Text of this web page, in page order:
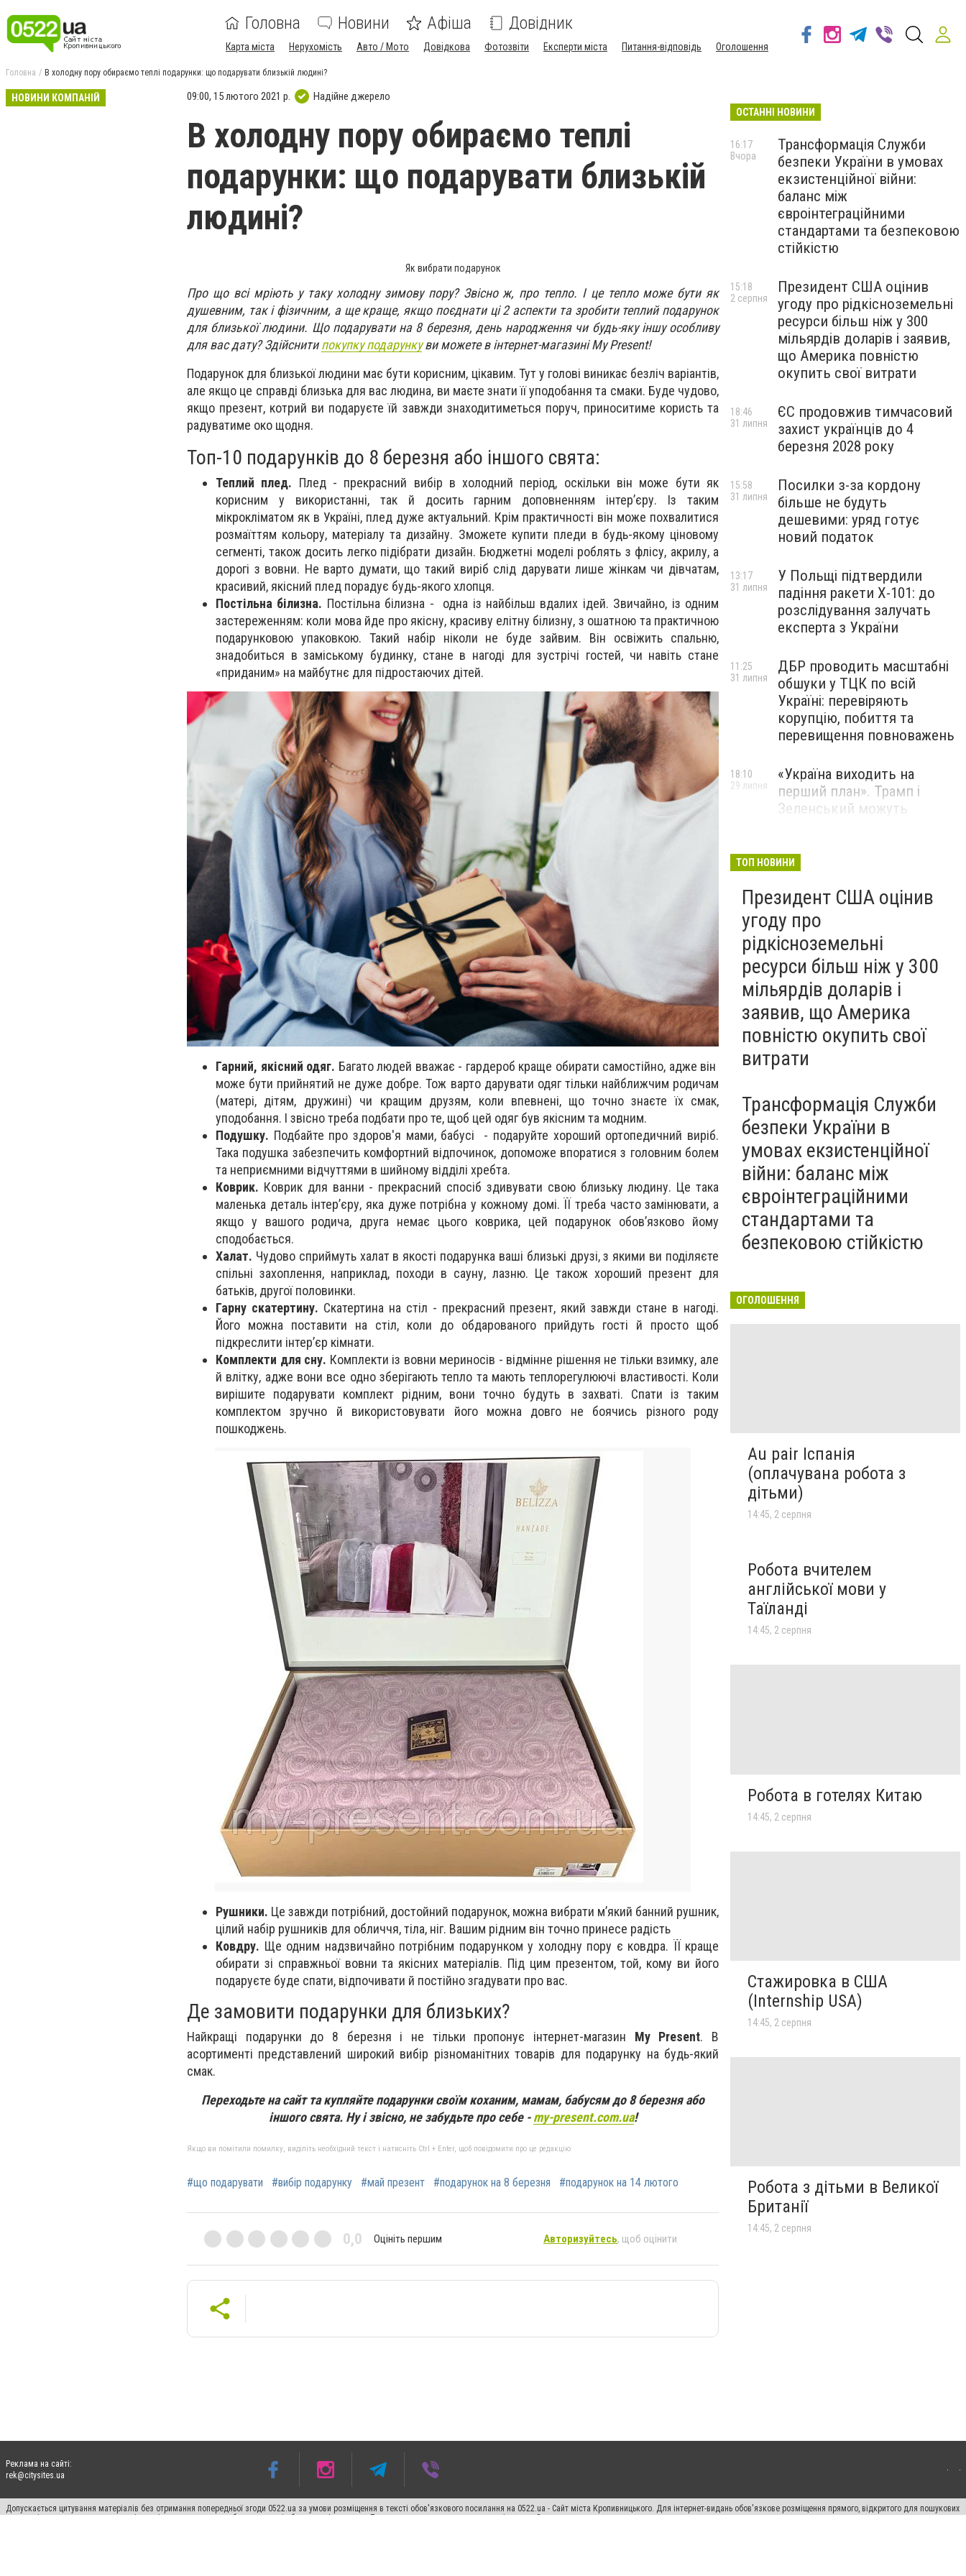
Головна Новини Афіша Довідник
Карта міста Нерухомість Авто / Мото Довідкова Фотозвіти Експерти міста Питання-відповідь Оголошення
Головна В холодну пору обираємо теплі подарунки: що подарувати близькій людині?
НОВИНИ КОМПАНІЙ 09:00, 15 лютого 2021 р. Надійне джерело
В холодну пору обираємо теплі
подарунки: що подарувати близькій
людині?
Як вибрати подарунок
Про що всі мріють у таку холодну зимову пору? Звісно ж, про тепло. І це тепло може бути як
душевним, так і фізичним, а ще краще, якщо поєднати ці 2 аспекти та зробити теплий подарунок
для близької людини. Що подарувати на 8 березня, день народження чи будь-яку іншу особливу
для вас дату? Здійснитипокупку подарункуви можете в інтернет-магазині My Present!
Подарунок для близької людини має бути корисним, цікавим. Тут у голові виникає безліч варіантів,
але якщо це справді близька для вас людина, ви маєте знати її уподобання та смаки. Буде чудово,
якщо презент, котрий ви подаруєте їй завжди знаходитиметься поруч, приноситиме користь та
радуватиме око щодня.
Топ-10 подарунків до 8 березня або іншого свята:
Теплий плед. Плед - прекрасний вибір в холодний період, оскільки він може бути як
корисним у використанні, так й досить гарним доповненням інтер’єру. Із таким
мікрокліматом як в Україні, плед дуже актуальний. Крім практичності він може похвалитися
розмаїттям кольору, матеріалу та дизайну. Зможете купити пледи в будь-якому ціновому
сегменті, також досить легко підібрати дизайн. Бюджетні моделі роблять з флісу, акрилу, а
дорогі з вовни. Не варто думати, що такий виріб слід дарувати лише жінкам чи дівчатам,
красивий, якісний плед порадує будь-якого хлопця.
Постільна білизна. Постільна білизна - одна із найбільш вдалих ідей. Звичайно, із одним
застереженням: коли мова йде про якісну, красиву елітну білизну, з ошатною та практичною
подарунковою упаковкою. Такий набір ніколи не буде зайвим. Він освіжить спальню,
знадобиться в заміському будинку, стане в нагоді для зустрічі гостей, чи навіть стане
«приданим» на майбутнє для підростаючих дітей.
Гарний, якісний одяг. Багато людей вважає - гардероб краще обирати самостійно, адже він
може бути прийнятий не дуже добре. Тож варто дарувати одяг тільки найближчим родичам
(матері, дітям, дружині) чи кращим друзям, коли впевнені, що точно знаєте їх смак,
уподобання. І звісно треба подбати про те, щоб цей одяг був якісним та модним.
Подушку. Подбайте про здоров'я мами, бабусі - подаруйте хороший ортопедичний виріб.
Така подушка забезпечить комфортний відпочинок, допоможе впоратися з головним болем
та неприємними відчуттями в шийному відділі хребта.
Коврик. Коврик для ванни - прекрасний спосіб здивувати свою близьку людину. Це така
маленька деталь інтер’єру, яка дуже потрібна у кожному домі. ЇЇ треба часто замінювати, а
якщо у вашого родича, друга немає цього коврика, цей подарунок обов’язково йому
сподобається.
Халат. Чудово сприймуть халат в якості подарунка ваші близькі друзі, з якими ви поділяєте
спільні захоплення, наприклад, походи в сауну, лазню. Це також хороший презент для
батьків, другої половинки.
Гарну скатертину. Скатертина на стіл - прекрасний презент, який завжди стане в нагоді.
Його можна поставити на стіл, коли до обдарованого прийдуть гості й просто щоб
підкреслити інтер’єр кімнати.
Комплекти для сну. Комплекти із вовни мериносів - відмінне рішення не тільки взимку, але
й влітку, адже вони все одно зберігають тепло та мають теплорегулюючі властивості. Коли
вирішите подарувати комплект рідним, вони точно будуть в захваті. Спати із таким
комплектом зручно й використовувати його можна довго не боячись різного роду
пошкоджень.
Рушники. Це завжди потрібний, достойний подарунок, можна вибрати м’який банний рушник,
цілий набір рушників для обличчя, тіла, ніг. Вашим рідним він точно принесе радість
Ковдру. Ще одним надзвичайно потрібним подарунком у холодну пору є ковдра. ЇЇ краще
обирати зі справжньої вовни та якісних матеріалів. Під цим презентом, той, кому ви його
подаруєте буде спати, відпочивати й постійно згадувати про вас.
Де замовити подарунки для близьких?
Найкращі подарунки до 8 березня і не тільки пропонує інтернет-магазин My Present. В
асортименті представлений широкий вибір різноманітних товарів для подарунку на будь-який
смак.
Переходьте на сайт та купляйте подарунки своїм коханим, мамам, бабусям до 8 березня або
іншого свята. Ну і звісно, не забудьте про себе -my-present.com.ua!
Якщо ви помітили помилку, виділіть необхідний текст і натисніть Ctrl + Enter, щоб повідомити про це редакцію
#що подарувати #вибір подарунку #май презент #подарунок на 8 березня #подарунок на 14 лютого
0,0 Оцініть першим Авторизуйтесь, щоб оцінити
ОСТАННІ НОВИНИ
Трансформація Служби
безпеки України в умовах
екзистенційної війни:
баланс між
євроінтеграційними
стандартами та безпековою
стійкістю
16:17
Вчора
Президент США оцінив
угоду про рідкісноземельні
ресурси більш ніж у 300
мільярдів доларів і заявив,
що Америка повністю
окупить свої витрати
15:18
2 серпня
ЄС продовжив тимчасовий
захист українців до 4
березня 2028 року
18:46
31 липня
Посилки з-за кордону
більше не будуть
дешевими: уряд готує
новий податок
15:58
31 липня
У Польщі підтвердили
падіння ракети Х-101: до
розслідування залучать
експерта з України
13:17
31 липня
ДБР проводить масштабні
обшуки у ТЦК по всій
Україні: перевіряють
корупцію, побиття та
перевищення повноважень
11:25
31 липня
«Україна виходить на
перший план». Трамп і
Зеленський можуть
18:10
29 липня
навчання зі зміцнення
доброчесності й
ефективного урядування
29 липня
ТОП НОВИНИ
Президент США оцінив
угоду про
рідкісноземельні
ресурси більш ніж у 300
мільярдів доларів і
заявив, що Америка
повністю окупить свої
витрати
Трансформація Служби
безпеки України в
умовах екзистенційної
війни: баланс між
євроінтеграційними
стандартами та
безпековою стійкістю
ОГОЛОШЕННЯ
Au pair Іспанія
(оплачувана робота з
дітьми)
14:45, 2 серпня
Робота вчителем
англійської мови у
Таїланді
14:45, 2 серпня
Робота в готелях Китаю
14:45, 2 серпня
Стажировка в США
(Internship USA)
14:45, 2 серпня
Робота з дітьми в Великої
Британії
14:45, 2 серпня
Реклама на сайті:
rek@citysites.ua
Допускається цитування матеріалів без отримання попередньої згоди 0522.ua за умови розміщення в тексті обов'язкового посилання на 0522.ua - Сайт міста Кропивницького. Для інтернет-видань обов'язкове розміщення прямого, відкритого для пошукових
систем гіперпосилання на цитовані статті не нижче другого абзацу в тексті або в якості джерела. Порушення виняткових прав переслідується Законом.